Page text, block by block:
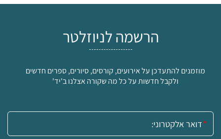
הרשמה לניוזלטר
מוזמנים להתעדכן על אירועים, קורסים, סיורים, ספרים חדשים
ולקבל חדשות על כל מה שקורה אצלנו ב'יד'
אימייל: